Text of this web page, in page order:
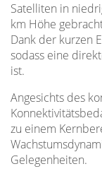
Satelliten in
km Höhe
Dank der kurzen
sodass eine
ist.
Angesichts des
zu einem
Gelegenheiten.